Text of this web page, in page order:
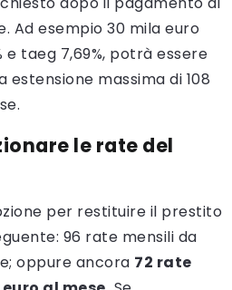
Ad esempio 30 mila euro
e taeg 7,69%, potrà essere
massima di 108
le rate del
per restituire il prestito
96 rate mensili da
oppure ancora 72 rate